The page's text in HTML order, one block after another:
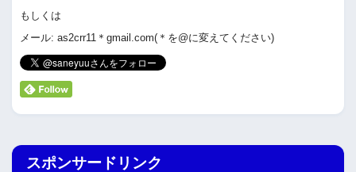
もしくは
メール: as2crr11＊gmail.com(＊を@に変えてください)
スポンサードリンク